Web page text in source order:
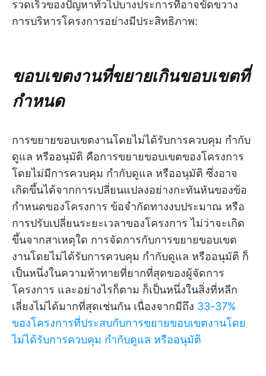
รวดเร็วของปัญหาทั่วไปบางประการที่อาจขัดขวาง
การบริหารโครงการอย่างมีประสิทธิภาพ:
ขอบเขตงานที่ขยายเกินขอบเขตที่
กำหนด
การขยายขอบเขตงานโดยไม่ได้รับการควบคุม กำกับ
ดูแล หรืออนุมัติ คือการขยายขอบเขตของโครงการ
โดยไม่มีการควบคุม กำกับดูแล หรืออนุมัติ ซึ่งอาจ
เกิดขึ้นได้จากการเปลี่ยนแปลงอย่างกะทันหันของข้อ
กำหนดของโครงการ ข้อจำกัดทางงบประมาณ หรือ
การปรับเปลี่ยนระยะเวลาของโครงการ ไม่ว่าจะเกิด
ขึ้นจากสาเหตุใด การจัดการกับการขยายขอบเขต
งานโดยไม่ได้รับการควบคุม กำกับดูแล หรืออนุมัติ ก็
เป็นหนึ่งในความท้าทายที่ยากที่สุดของผู้จัดการ
โครงการ และอย่างไรก็ตาม ก็เป็นหนึ่งในสิ่งที่หลีก
เลี่ยงไม่ได้มากที่สุดเช่นกัน เนื่องจากมีถึง 33-37%
ของโครงการที่ประสบกับการขยายขอบเขตงานโดย
ไม่ได้รับการควบคุม กำกับดูแล หรืออนุมัติ